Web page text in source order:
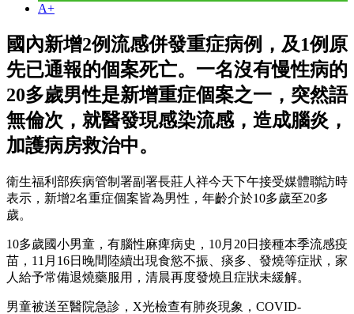
A+
國內新增2例流感併發重症病例，及1例原
先已通報的個案死亡。一名沒有慢性病的
20多歲男性是新增重症個案之一，突然語
無倫次，就醫發現感染流感，造成腦炎，
加護病房救治中。
衛生福利部疾病管制署副署長莊人祥今天下午接受媒體聯訪時
表示，新增2名重症個案皆為男性，年齡介於10多歲至20多
歲。
10多歲國小男童，有腦性麻痺病史，10月20日接種本季流感疫
苗，11月16日晚間陸續出現食慾不振、痰多、發燒等症狀，家
人給予常備退燒藥服用，清晨再度發燒且症狀未緩解。
男童被送至醫院急診，X光檢查有肺炎現象，COVID-